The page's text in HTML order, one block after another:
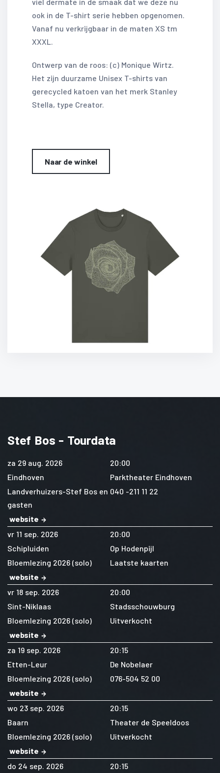
viel dermate in de smaak dat we deze nu
ook in de T-shirt serie hebben opgenomen.
Vanaf nu verkrijgbaar in de maten XS tm
XXXL.
Ontwerp van de roos: (c) Monique Wirtz.
Het zijn duurzame Unisex T-shirts van
gerecycled katoen van het merk Stanley
Stella, type Creator.
Naar de winkel
Stef Bos - Tourdata
za 29 aug. 2026
20:00
Eindhoven
Parktheater Eindhoven
Landverhuizers-Stef Bos en
gasten
040 -211 11 22
website
vr 11 sep. 2026
20:00
Schipluiden
Op Hodenpijl
Bloemlezing 2026 (solo)
Laatste kaarten
website
vr 18 sep. 2026
20:00
Sint-Niklaas
Stadsschouwburg
Bloemlezing 2026 (solo)
Uitverkocht
website
za 19 sep. 2026
20:15
Etten-Leur
De Nobelaer
Bloemlezing 2026 (solo)
076-504 52 00
website
wo 23 sep. 2026
20:15
Baarn
Theater de Speeldoos
Bloemlezing 2026 (solo)
Uitverkocht
website
do 24 sep. 2026
20:15